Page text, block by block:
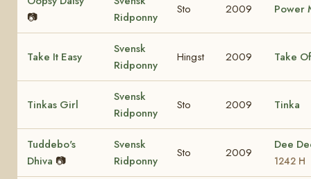
📷
Ridponny
Sto 2009 Power
Take It Easy
Svensk
Ridponny
Hingst 2009 Take
Tinkas Girl
Svensk
Ridponny
Sto 2009 Tinka
Tuddebo's
Dhiva 📷
Svensk
Ridponny
Sto 2009
Dee
1242 H